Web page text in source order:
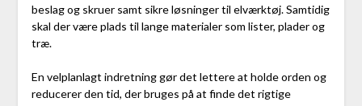
beslag og skruer samt sikre løsninger til elværktøj. Samtidig
skal der være plads til lange materialer som lister, plader og
træ.
En velplanlagt indretning gør det lettere at holde orden og
reducerer den tid, der bruges på at finde det rigtige